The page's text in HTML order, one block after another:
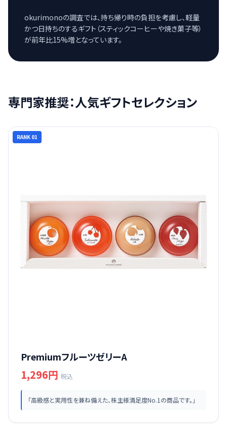
okurimonoの調査では、持ち帰り時の負担を考慮し、軽量
かつ日持ちのするギフト（スティックコーヒーや焼き菓子等）
が前年比15%増となっています。
専門家推奨：人気ギフトセレクション
RANK 01
PremiumフルーツゼリーA
1,296円 税込
「高級感と実用性を兼ね備えた、株主様満足度No.1の商品です。」